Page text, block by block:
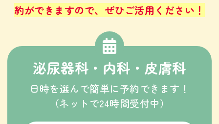
約ができますので、ぜひご活用ください！
泌尿器科・内科・皮膚科
日時を選んで簡単に予約できます！
（ネットで24時間受付中）